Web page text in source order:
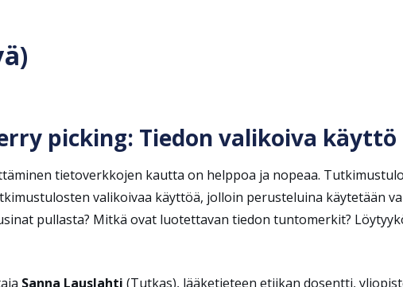
picking: Tiedon valikoiva käyttö
tietoverkkojen kautta on helppoa ja nopeaa.
valikoivaa käyttöä, jolloin perusteluina käytetään
pullasta? Mitkä ovat luotettavan tiedon tuntomerkit?
Sanna Lauslahti (Tutkas), lääketieteen etiikan dosentti,